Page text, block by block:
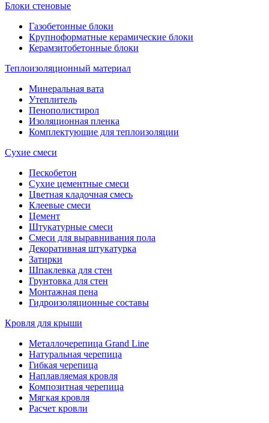
Блоки стеновые
Газобетонные блоки
Крупноформатные керамические блоки
Керамзитобетонные блоки
Теплоизоляционный материал
Минеральная вата
Утеплитель
Пенополистирол
Изоляционная пленка
Комплектующие для теплоизоляции
Сухие смеси
Пескобетон
Сухие цементные смеси
Цветная кладочная смесь
Клеевые смеси
Цемент
Штукатурные смеси
Смеси для выравнивания пола
Декоративная штукатурка
Затирки
Шпаклевка для стен
Грунтовка для стен
Монтажная пена
Гидроизоляционные составы
Кровля для крыши
Металлочерепица Grand Line
Натуральная черепица
Гибкая черепица
Наплавляемая кровля
Композитная черепица
Мягкая кровля
Расчет кровли